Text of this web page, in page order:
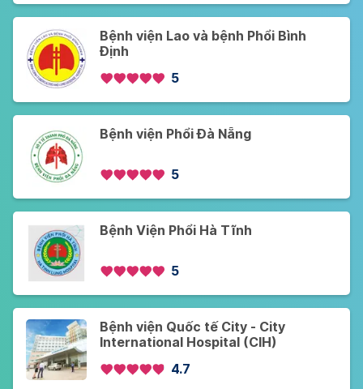
Bệnh viện Lao và bệnh Phổi Bình
Định
5
Bệnh viện Phổi Đà Nẵng
5
Bệnh Viện Phổi Hà Tĩnh
5
Bệnh viện Quốc tế City - City
International Hospital (CIH)
4.7